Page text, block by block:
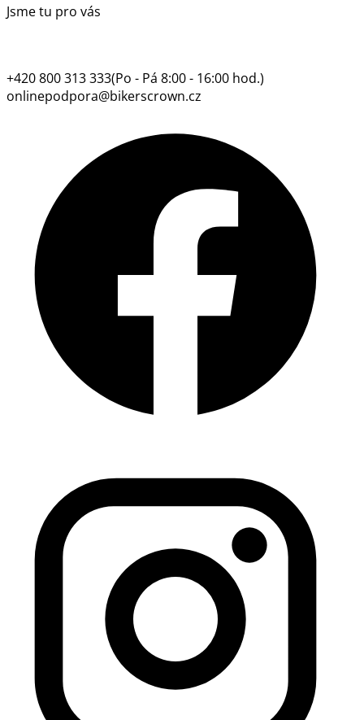
Jsme tu pro vás
+420 800 313 333(Po - Pá 8:00 - 16:00 hod.)
onlinepodpora@bikerscrown.cz